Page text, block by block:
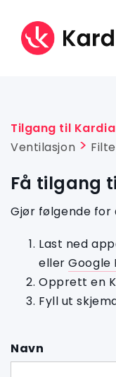
Tilgang til
Ventilasjon
Få tilgang
Gjør følgende for
Last ned
ellerGoogle
Opprett en
Fyll ut
Navn